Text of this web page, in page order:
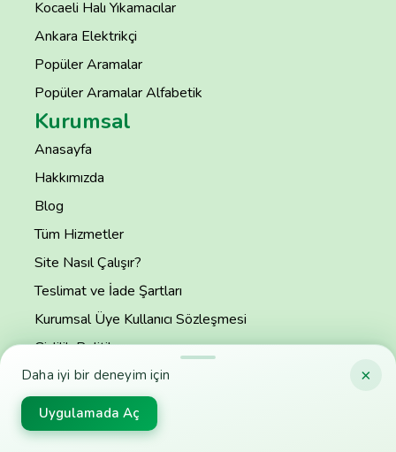
×
Daha iyi bir deneyim için
Uygulamada Aç
Kocaeli Halı Yıkamacılar
Ankara Elektrikçi
Popüler Aramalar
Popüler Aramalar Alfabetik
Kurumsal
Anasayfa
Hakkımızda
Blog
Tüm Hizmetler
Site Nasıl Çalışır?
Teslimat ve İade Şartları
Kurumsal Üye Kullanıcı Sözleşmesi
Gizlilik Politikası
S.S.S
İletişim